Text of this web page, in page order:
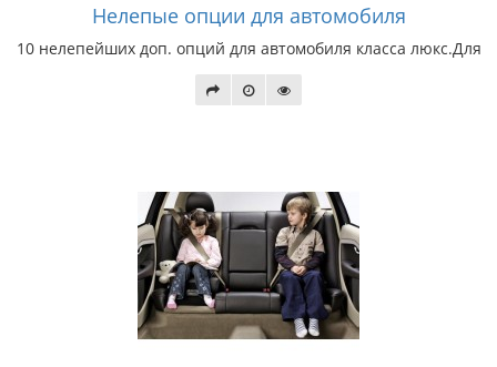
Нелепые опции для автомобиля
10 нелепейших доп. опций для автомобиля класса люкс.Для